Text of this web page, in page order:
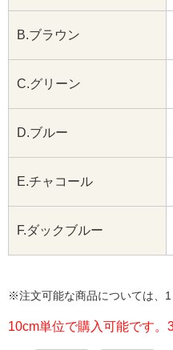
B.ブラウン
C.グリーン
D.ブルー
E.チャコール
F.ダックブルー
※注文可能な商品については、1
10cm単位で購入可能です。